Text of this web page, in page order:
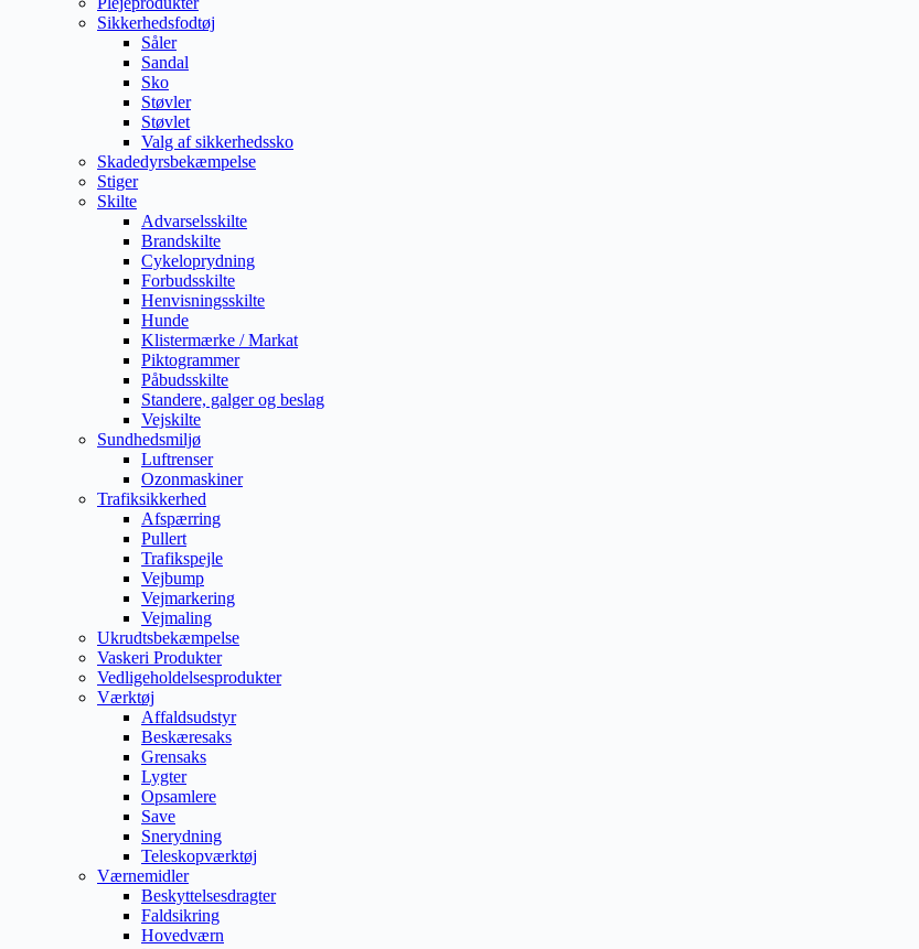
Sikkerhedsfodtøj
Såler
Sandal
Sko
Støvler
Støvlet
Valg af sikkerhedssko
Skadedyrsbekæmpelse
Stiger
Skilte
Advarselsskilte
Brandskilte
Cykeloprydning
Forbudsskilte
Henvisningsskilte
Hunde
Klistermærke / Markat
Piktogrammer
Påbudsskilte
Standere, galger og beslag
Vejskilte
Sundhedsmiljø
Luftrenser
Ozonmaskiner
Trafiksikkerhed
Afspærring
Pullert
Trafikspejle
Vejbump
Vejmarkering
Vejmaling
Ukrudtsbekæmpelse
Vaskeri Produkter
Vedligeholdelsesprodukter
Værktøj
Affaldsudstyr
Beskæresaks
Grensaks
Lygter
Opsamlere
Save
Snerydning
Teleskopværktøj
Værnemidler
Beskyttelsesdragter
Faldsikring
Hovedværn